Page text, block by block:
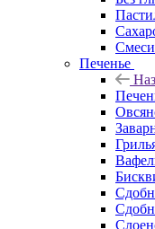
Смеси
Печенье